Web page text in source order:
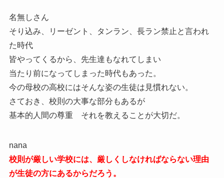
名無しさん
そり込み、リーゼント、タンラン、長ラン禁止と言われ
た時代
皆やってくるから、先生達もなれてしまい
当たり前になってしまった時代もあった。
今の母校の高校にはそんな姿の生徒は見慣れない。
さておき、校則の大事な部分もあるが
基本的人間の尊重 それを教えることが大切だ。
nana
校則が厳しい学校には、厳しくしなければならない理由
が生徒の方にあるからだろう。